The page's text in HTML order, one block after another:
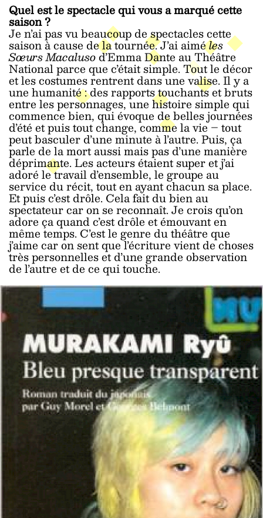
Quel est le spectacle qui vous a marqué cette
saison ?
Je n’ai pas vu beaucoup de spectacles cette
saison à cause de la tournée. J’ai aiméles
Sœurs Macalusod’Emma Dante au Théâtre
National parce que c’était simple. Tout le décor
et les costumes rentrent dans une valise. Il y a
une humanité : des rapports touchants et bruts
entre les personnages, une histoire simple qui
commence bien, qui évoque de belles journées
d’été et puis tout change, comme la vie – tout
peut basculer d’une minute à l’autre. Puis, ça
parle de la mort aussi mais pas d’une manière
déprimante. Les acteurs étaient super et j’ai
adoré le travail d’ensemble, le groupe au
service du récit, tout en ayant chacun sa place.
Et puis c’est drôle. Cela fait du bien au
spectateur car on se reconnaît. Je crois qu’on
adore ça quand c’est drôle et émouvant en
même temps. C’est le genre du théâtre que
j’aime car on sent que l’écriture vient de choses
très personnelles et d’une grande observation
de l’autre et de ce qui touche.